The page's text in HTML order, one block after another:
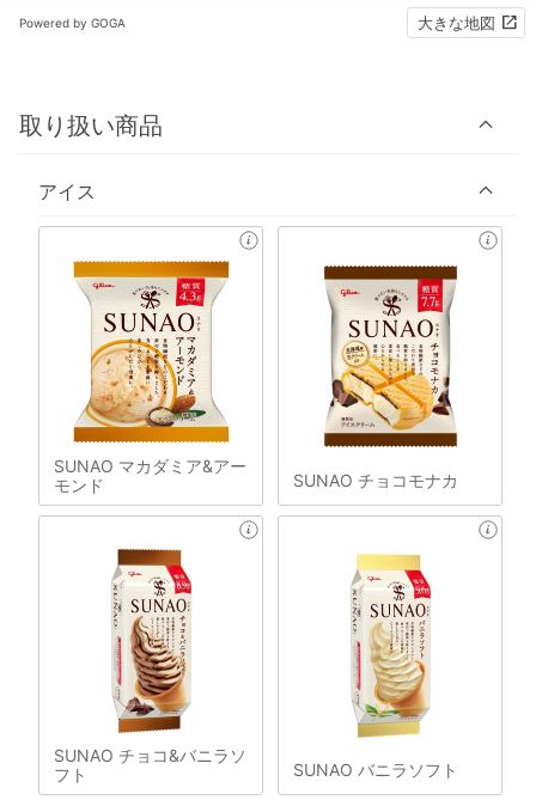
Powered by GOGA 大きな地図
取り扱い商品
アイス
SUNAO マカダミア&アー
モンド
SUNAO チョコモナカ
SUNAO チョコ&バニラソ
フト
SUNAO バニラソフト